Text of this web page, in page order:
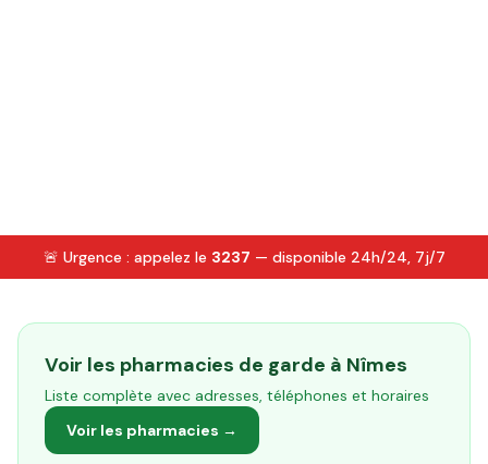
🚨 Urgence : appelez le 3237 — disponible 24h/24, 7j/7
Voir les pharmacies de garde à Nîmes
Liste complète avec adresses, téléphones et horaires
Voir les pharmacies →